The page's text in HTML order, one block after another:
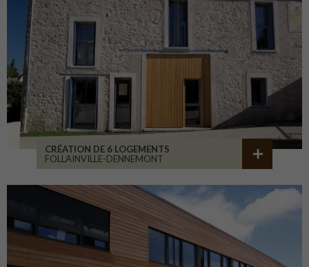
CRÉATION DE 6 LOGEMENTS
FOLLAINVILLE-DENNEMONT